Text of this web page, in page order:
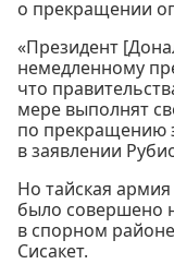
о прекращении
«Президент
немедленному
что
мере выполнят
по прекращению
в заявлении
Но тайская
было совершено
в спорном
Сисакет.